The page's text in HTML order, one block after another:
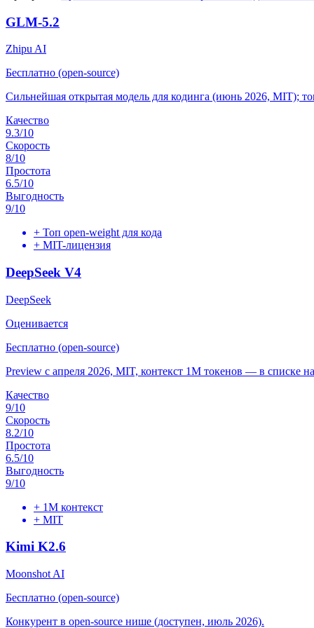
GLM-5.2
Zhipu AI
Бесплатно (open-source)
Сильнейшая открытая модель для кодинга (июнь 2026, MIT);
Качество
9.3/10
Скорость
8/10
Простота
6.5/10
Выгодность
9/10
+ Топ open-weight для кода
+ MIT-лицензия
DeepSeek V4
DeepSeek
Оценивается
Бесплатно (open-source)
Preview с апреля 2026, MIT, контекст 1M токенов — в списке
Качество
9/10
Скорость
8.2/10
Простота
6.5/10
Выгодность
9/10
+ 1M контекст
+ MIT
Kimi K2.6
Moonshot AI
Бесплатно (open-source)
Конкурент в open-source нише (доступен, июль 2026).